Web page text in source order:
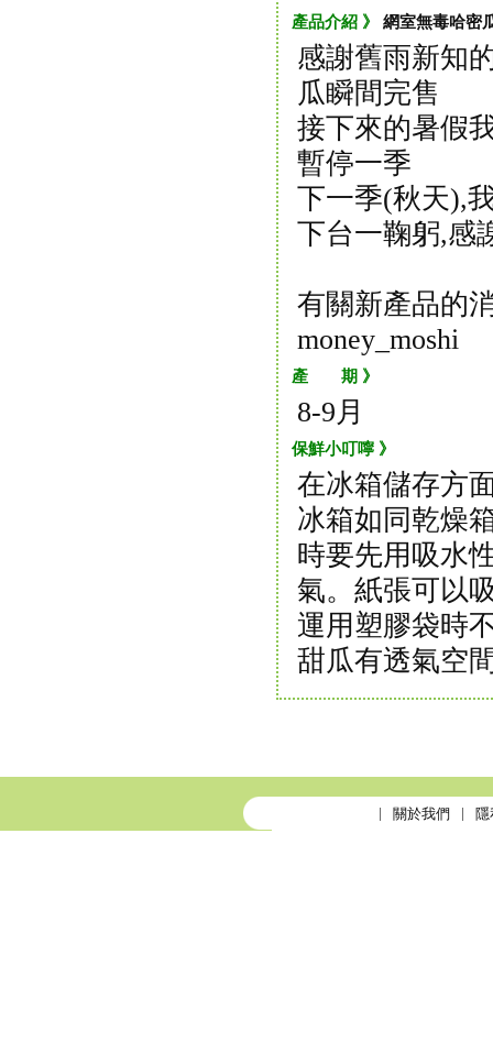
產品介紹 》 網室無毒哈密
感謝舊雨新知
瓜瞬間完售
接下來的暑假
暫停一季
下一季(秋天),
下台一鞠躬,感
有關新產品的
money_moshi
產 期 》
8-9月
保鮮小叮嚀 》
在冰箱儲存方
冰箱如同乾燥
時要先用吸水
氣。紙張可以
運用塑膠袋時
甜瓜有透氣空
關於我們